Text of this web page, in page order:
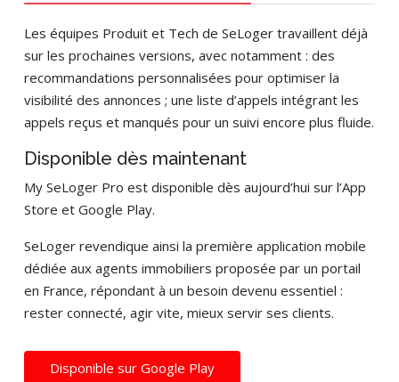
Les équipes Produit et Tech de SeLoger travaillent déjà
sur les prochaines versions, avec notamment : des
recommandations personnalisées pour optimiser la
visibilité des annonces ; une liste d’appels intégrant les
appels reçus et manqués pour un suivi encore plus fluide.
Disponible dès maintenant
My SeLoger Pro est disponible dès aujourd’hui sur l’App
Store et Google Play.
SeLoger revendique ainsi la première application mobile
dédiée aux agents immobiliers proposée par un portail
en France, répondant à un besoin devenu essentiel :
rester connecté, agir vite, mieux servir ses clients.
Disponible sur Google Play